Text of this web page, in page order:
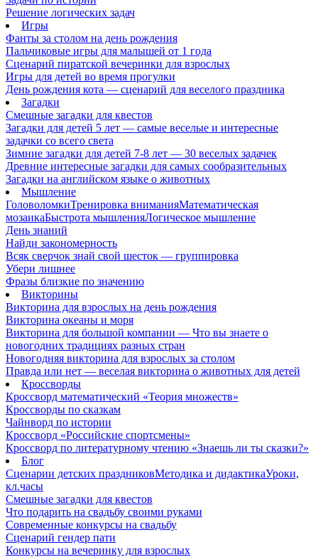
Решение логических задач
Игры
Фанты за столом на день рождения
Пальчиковые игры для малышей от 1 года
Сценарий пиратской вечеринки для взрослых
Игры для детей во время прогулки
День рождения кота — сценарий для веселого праздника
Загадки
Смешные загадки для квестов
Загадки для детей 5 лет — самые веселые и интересные
задачки со всего света
Зимние загадки для детей 7-8 лет — 30 веселых задачек
Древние интересные загадки для самых сообразительных
Загадки на английском языке о животных
Мышление
ГоловоломкиТренировка вниманияМатематическая
мозаикаБыстрота мышленияЛогическое мышление
День знаний
Найди закономерность
Всяк сверчок знай свой шесток — группировка
Убери лишнее
Фразы близкие по значению
Викторины
Викторина для взрослых на день рождения
Викторина океаны и моря
Викторина для большой компании — Что вы знаете о
новогодних традициях разных стран
Новогодняя викторина для взрослых за столом
Правда или нет — веселая викторина о животных для детей
Кроссворды
Кроссворд математический «Теория множеств»
Кроссворды по сказкам
Чайнворд по истории
Кроссворд «Российские спортсмены»
Кроссворд по литературному чтению «Знаешь ли ты сказки?»
Блог
Сценарии детских праздниковМетодика и дидактикаУроки,
кл.часы
Смешные загадки для квестов
Что подарить на свадьбу своими руками
Современные конкурсы на свадьбу
Сценарий гендер пати
Конкурсы на вечеринку для взрослых